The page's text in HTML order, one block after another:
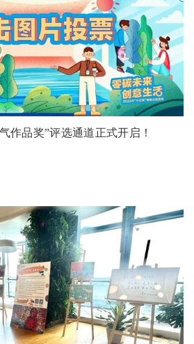
作品奖”评选通道正式开启！